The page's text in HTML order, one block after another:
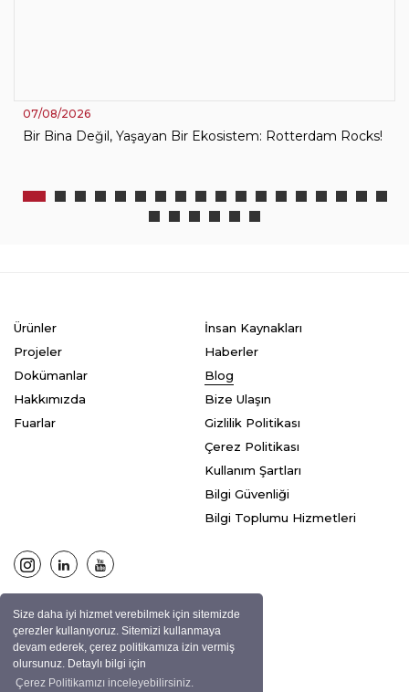
Size daha iyi hizmet verebilmek için sitemizde
çerezler kullanıyoruz. Sitemizi kullanmaya
devam ederek, çerez politikamıza izin vermiş
olursunuz. Detaylı bilgi için
Çerez Politikamızı inceleyebilirsiniz.
07/08/2026
Bir Bina Değil, Yaşayan Bir Ekosistem: Rotterdam Rocks!
Ürünler
Projeler
Dokümanlar
Hakkımızda
Fuarlar
İnsan Kaynakları
Haberler
Blog
Bize Ulaşın
Gizlilik Politikası
Çerez Politikası
Kullanım Şartları
Bilgi Güvenliği
Bilgi Toplumu Hizmetleri
© ASPEN Tüm hakları saklıdır.